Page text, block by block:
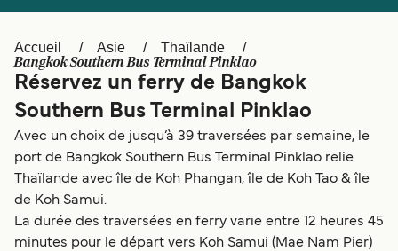
Schweiz (DE)
Norge Україна
المغرب
Accueil Asie Thaïlande
Bangkok Southern Bus Terminal Pinklao
Réservez un ferry de Bangkok
Southern Bus Terminal Pinklao
Avec un choix de jusqu’à 39 traversées par semaine, le
port de Bangkok Southern Bus Terminal Pinklao relie
Thaïlande avec île de Koh Phangan, île de Koh Tao & île
de Koh Samui.
La durée des traversées en ferry varie entre 12 heures 45
minutes pour le départ vers Koh Samui (Mae Nam Pier)